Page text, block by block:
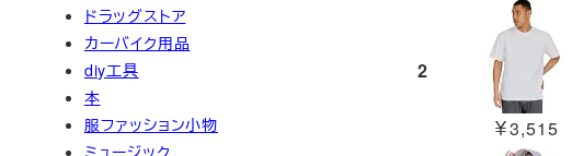
2
￥3,515
ドラッグストア
カーバイク用品
diy工具
本
服ファッション小物
ミュージック